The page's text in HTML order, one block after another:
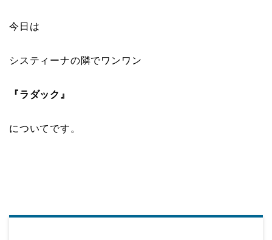
今日は
システィーナの隣でワンワン
『ラダック』
についてです。